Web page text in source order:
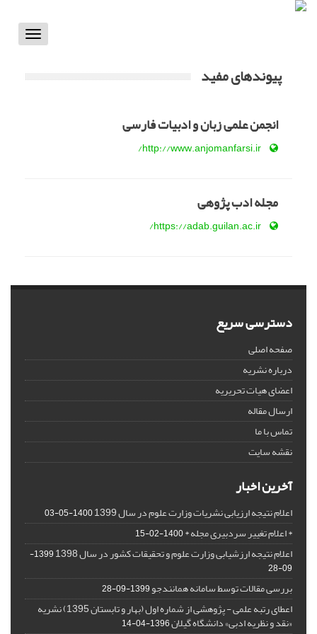
Toggle
پیوندهای مفید
انجمن علمی زبان و ادبیات فارسی
http://www.anjomanfarsi.ir/
مجله ادب پژوهی
https://adab.guilan.ac.ir/
دسترسی سریع
صفحه اصلی
درباره نشریه
اعضای هیات تحریریه
ارسال مقاله
تماس با ما
نقشه سایت
آخرین اخبار
اعلام نتیجه ارزیابی نشریات وزارت علوم در سال 1399 1400-05-03
* اعلام تغییر سردبیری مجله *1400-02-15
اعلام نتیجه ارزشیابی وزارت علوم و تحقیقات کشور در سال 1398
1399-
09-28
بررسی مقالات توسط سامانه همانندجو1399-09-28
اعطای رتبه علمی - پژوهشی از شماره اول (بهار و تابستان 1395) نشریه
«نقد و نظریه ادبی» دانشگاه گیلان1396-04-14